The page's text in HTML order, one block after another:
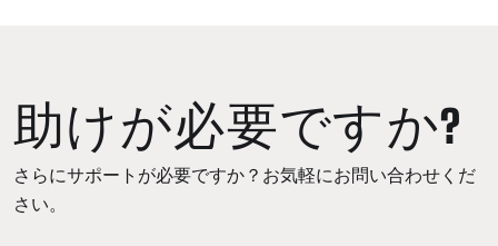
助けが必要ですか?
さらにサポートが必要ですか？お気軽にお問い合わせくだ
さい。